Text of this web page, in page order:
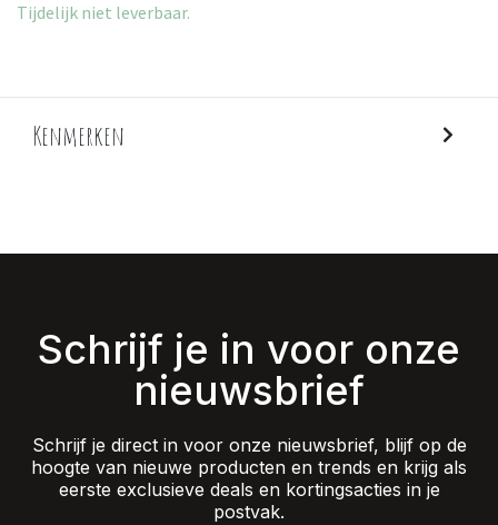
Tijdelijk niet leverbaar.
Kenmerken
Schrijf je in voor onze
nieuwsbrief
Schrijf je direct in voor onze nieuwsbrief, blijf op de
hoogte van nieuwe producten en trends en krijg als
eerste exclusieve deals en kortingsacties in je
postvak.